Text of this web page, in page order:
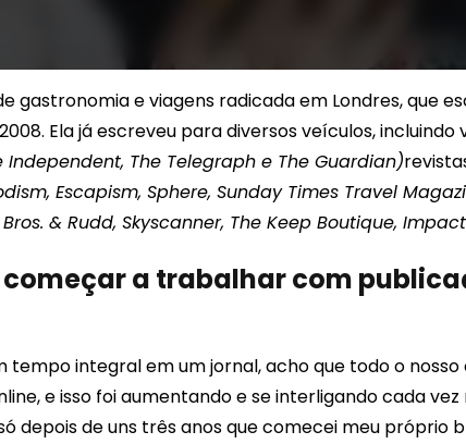
gastronomia e viagens radicada em Londres, que
Ela já escreveu para diversos veículos, incluindo
Independent, The Telegraph e The Guardian)
Escapism, Sphere, Sunday Times Travel
& Rudd, Skyscanner, The Keep Boutique,
começar a trabalhar com
tempo integral em um jornal, acho que todo o
e isso foi aumentando e se interligando cada
depois de uns três anos que comecei meu próprio